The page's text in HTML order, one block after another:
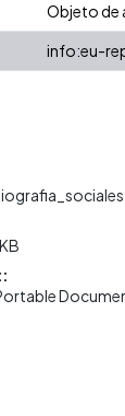
Objeto de
info:eu-